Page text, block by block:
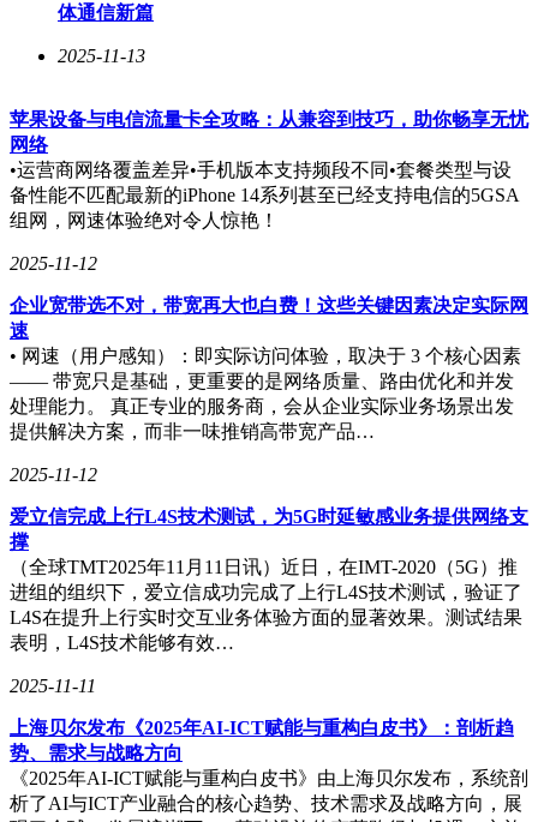
体通信新篇
2025-11-13
苹果设备与电信流量卡全攻略：从兼容到技巧，助你畅享无忧
网络
•运营商网络覆盖差异•手机版本支持频段不同•套餐类型与设
备性能不匹配最新的iPhone 14系列甚至已经支持电信的5GSA
组网，网速体验绝对令人惊艳！
2025-11-12
企业宽带选不对，带宽再大也白费！这些关键因素决定实际网
速
• 网速（用户感知）：即实际访问体验，取决于 3 个核心因素
—— 带宽只是基础，更重要的是网络质量、路由优化和并发
处理能力。 真正专业的服务商，会从企业实际业务场景出发
提供解决方案，而非一味推销高带宽产品…
2025-11-12
爱立信完成上行L4S技术测试，为5G时延敏感业务提供网络支
撑
（全球TMT2025年11月11日讯）近日，在IMT-2020（5G）推
进组的组织下，爱立信成功完成了上行L4S技术测试，验证了
L4S在提升上行实时交互业务体验方面的显著效果。测试结果
表明，L4S技术能够有效…
2025-11-11
上海贝尔发布《2025年AI-ICT赋能与重构白皮书》：剖析趋
势、需求与战略方向
《2025年AI-ICT赋能与重构白皮书》由上海贝尔发布，系统剖
析了AI与ICT产业融合的核心趋势、技术需求及战略方向，展